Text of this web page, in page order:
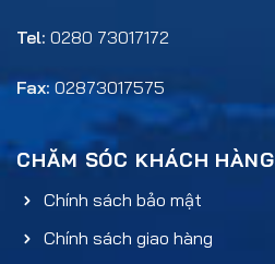
Tel: 0280 73017172
Fax: 02873017575
CHĂM SÓC KHÁCH HÀNG
Chính sách bảo mật
Chính sách giao hàng